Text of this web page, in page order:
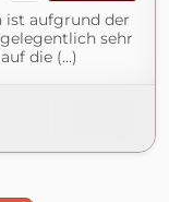
ist aufgrund der
sehr
die (...)